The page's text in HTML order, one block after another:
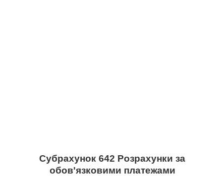
Субрахунок 642 Розрахунки за
обов'язковими платежами